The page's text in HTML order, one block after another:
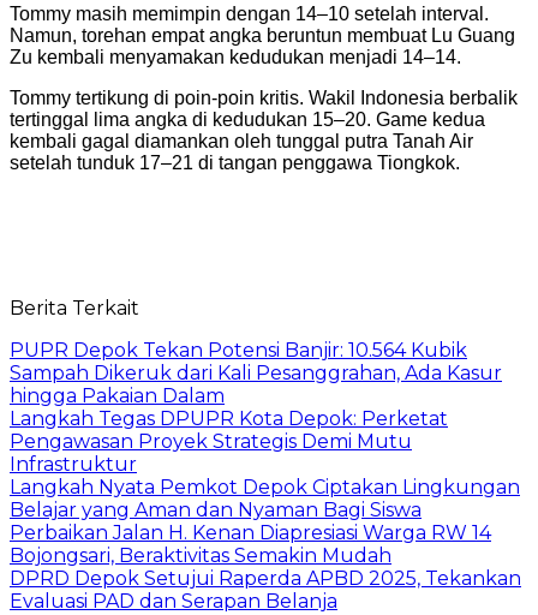
Tommy masih memimpin dengan 14–10 setelah interval.
Namun, torehan empat angka beruntun membuat Lu Guang
Zu kembali menyamakan kedudukan menjadi 14–14.
Tommy tertikung di poin-poin kritis. Wakil Indonesia berbalik
tertinggal lima angka di kedudukan 15–20. Game kedua
kembali gagal diamankan oleh tunggal putra Tanah Air
setelah tunduk 17–21 di tangan penggawa Tiongkok.
Berita Terkait
PUPR Depok Tekan Potensi Banjir: 10.564 Kubik
Sampah Dikeruk dari Kali Pesanggrahan, Ada Kasur
hingga Pakaian Dalam
Langkah Tegas DPUPR Kota Depok: Perketat
Pengawasan Proyek Strategis Demi Mutu
Infrastruktur
Langkah Nyata Pemkot Depok Ciptakan Lingkungan
Belajar yang Aman dan Nyaman Bagi Siswa
Perbaikan Jalan H. Kenan Diapresiasi Warga RW 14
Bojongsari, Beraktivitas Semakin Mudah
DPRD Depok Setujui Raperda APBD 2025, Tekankan
Evaluasi PAD dan Serapan Belanja